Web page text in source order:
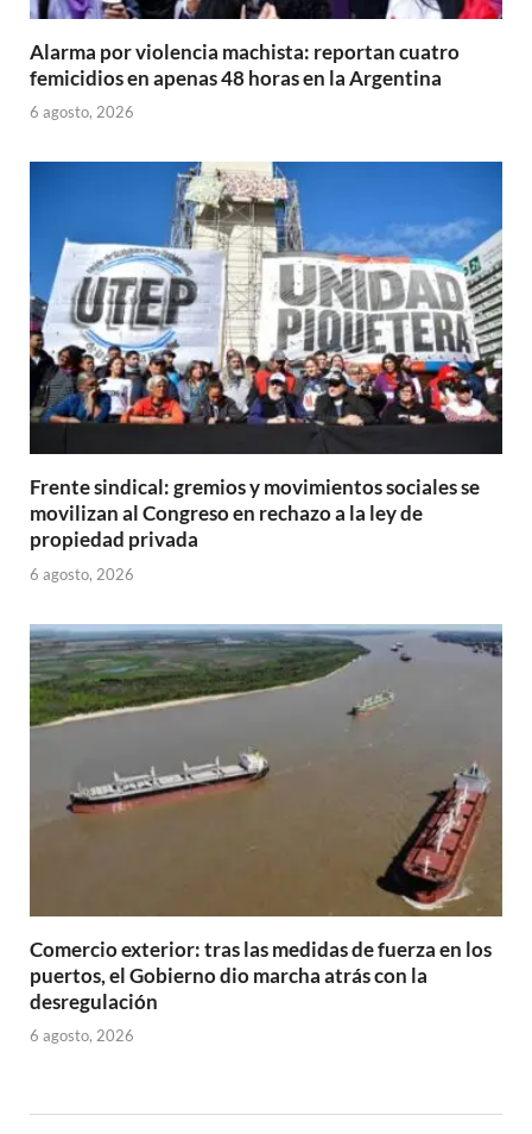
Alarma por violencia machista: reportan cuatro
femicidios en apenas 48 horas en la Argentina
6 agosto, 2026
Frente sindical: gremios y movimientos sociales se
movilizan al Congreso en rechazo a la ley de
propiedad privada
6 agosto, 2026
Comercio exterior: tras las medidas de fuerza en los
puertos, el Gobierno dio marcha atrás con la
desregulación
6 agosto, 2026